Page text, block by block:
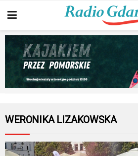
WERONIKA LIZAKOWSKA